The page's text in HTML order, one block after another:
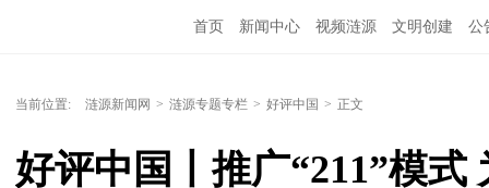
首页 新闻中心 视频涟源 文明创建 公
当前位置: 涟源新闻网 > 涟源专题专栏 > 好评中国 > 正文
好评中国丨推广“211”模式